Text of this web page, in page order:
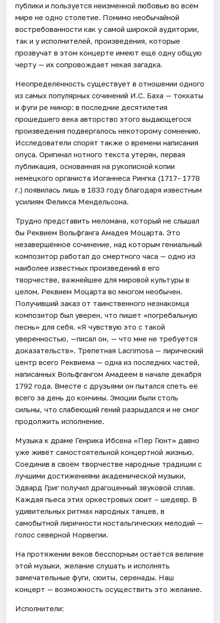
публики и пользуется неизменной любовью во всём
мире не одно столетие. Помимо необычайной
востребованности как у самой широкой аудитории,
так и у исполнителей, произведения, которые
прозвучат в этом концерте имеют ещё одну общую
черту — их сопровождает некая загадка.
Неопределённость существует в отношении одного
из самых популярных сочинений И.С. Баха — токкаты
и фуги ре минор: в последние десятилетия
прошедшего века авторство этого выдающегося
произведения подвергалось некоторому сомнению.
Исследователи спорят также о времени написания
опуса. Оригинал нотного текста утерян, первая
публикация, основанная на рукописной копии
немецкого органиста Иоганнеса Рингка (1717- 1778
г.) появилась лишь в 1833 году благодаря известным
усилиям Феликса Мендельсона.
Трудно представить меломана, который не слышал
бы Реквием Вольфганга Амадея Моцарта. Это
незавершённое сочинение, над которым гениальный
композитор работал до смертного часа — одно из
наиболее известных произведений в его
творчестве, важнейшее для мировой культуры в
целом. Реквием Моцарта во многом необычен.
Получивший заказ от таинственного незнакомца
композитор был уверен, что пишет «погребальную
песнь» для себя. «Я чувствую это с такой
уверенностью, —писал он, — что мне не требуется
доказательств». Трепетная Lacrimosa — лирический
центр всего Реквиема — одна из последних частей,
написанных Вольфгангом Амадеем в начале декабря
1792 года. Вместе с друзьями он пытался спеть её
всего за день до кончины. Эмоции были столь
сильны, что слабеющий гений разрыдался и не смог
продолжить исполнение.
Музыка к драме Генрика Ибсена «Пер Гюнт» давно
уже живёт самостоятельной концертной жизнью.
Соединив в своём творчестве народные традиции с
лучшими достижениями академической музыки,
Эдвард Григ получил драгоценный звуковой сплав.
Каждая пьеса этих оркестровых сюит – шедевр. В
удивительных ритмах народных танцев, в
самобытной лиричности ностальгических мелодий —
голос северной Норвегии.
На протяжении веков бесспорным остаётся величие
этой музыки, желание слушать и исполнять
замечательные фуги, сюиты, серенады. Наш
концерт — возможность осуществить это желание.
Исполнители: